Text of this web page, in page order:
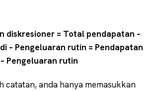
diskresioner = Total pendapatan –
– Pengeluaran rutin = Pendapatan
Pengeluaran rutin
catatan, anda hanya memasukkan